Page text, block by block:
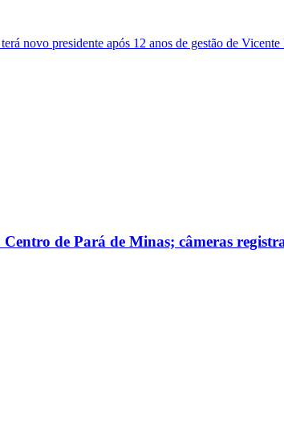
novo presidente após 12 anos de gestão de
de Pará de Minas; câmeras